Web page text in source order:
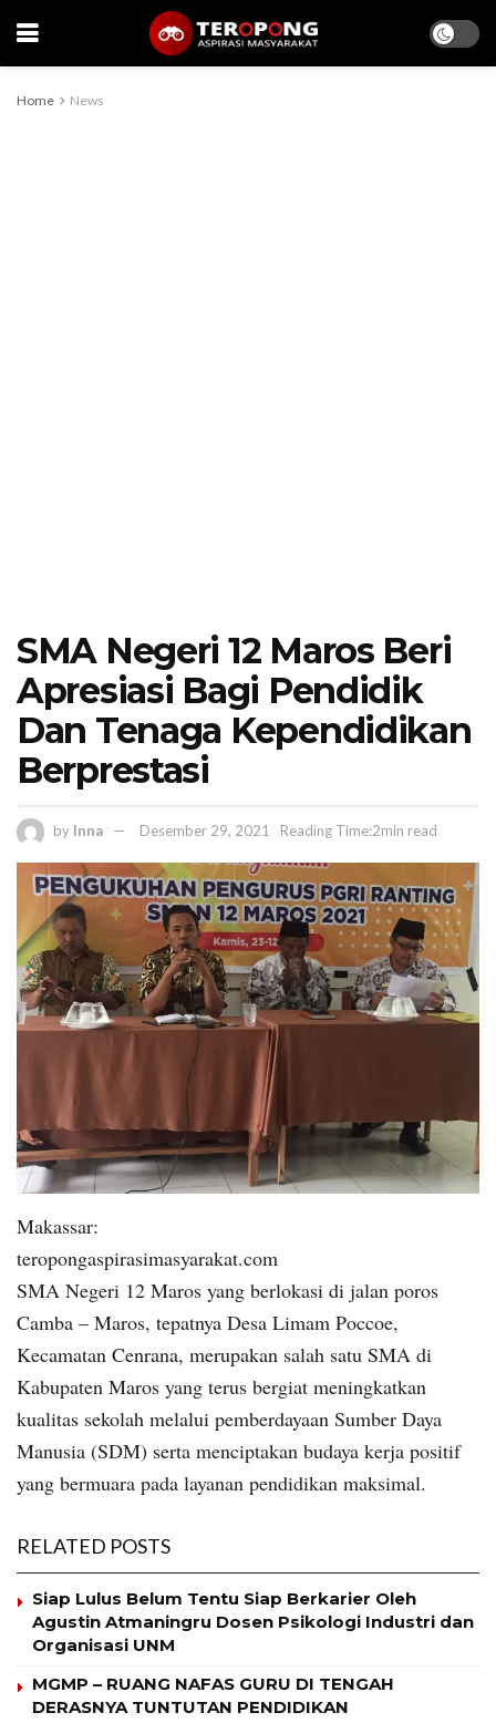
Home News
SMA Negeri 12 Maros Beri
Apresiasi Bagi Pendidik
Dan Tenaga Kependidikan
Berprestasi
by Inna Desember 29, 2021 Reading Time:2min read
Makassar:
teropongaspirasimasyarakat.com
SMA Negeri 12 Maros yang berlokasi di jalan poros
Camba – Maros, tepatnya Desa Limam Poccoe,
Kecamatan Cenrana, merupakan salah satu SMA di
Kabupaten Maros yang terus bergiat meningkatkan
kualitas sekolah melalui pemberdayaan Sumber Daya
Manusia (SDM) serta menciptakan budaya kerja positif
yang bermuara pada layanan pendidikan maksimal.
RELATED POSTS
Siap Lulus Belum Tentu Siap Berkarier Oleh
Agustin Atmaningru Dosen Psikologi Industri dan
Organisasi UNM
MGMP – RUANG NAFAS GURU DI TENGAH
DERASNYA TUNTUTAN PENDIDIKAN